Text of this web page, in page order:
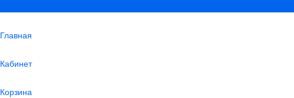
Главная
Кабинет
Корзина